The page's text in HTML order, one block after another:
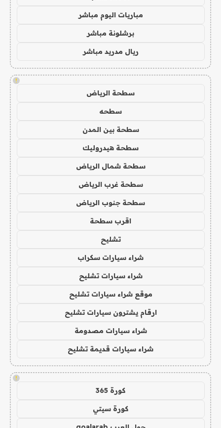
مباريات اليوم مباشر
برشلونة مباشر
ريال مدريد مباشر
!
سطحة الرياض
سطحه
سطحة بين المدن
سطحة هيدروليك
سطحة شمال الرياض
سطحة غرب الرياض
سطحة جنوب الرياض
اقرب سطحة
تشليح
شراء سيارات سكراب
شراء سيارات تشليح
موقع شراء سيارات تشليح
ارقام يشترون سيارات تشليح
شراء سيارات مصدومة
شراء سيارات قديمة تشليح
!
كورة 365
كورة سيتي